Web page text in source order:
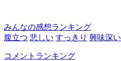
みんなの感想ランキング
腹立つ 悲しい すっきり 興味深い
コメントランキング